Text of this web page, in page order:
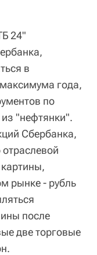
24"
в
года,
по
"нефтянки".
Сбербанка,
рынке - рубль
после
две торговые